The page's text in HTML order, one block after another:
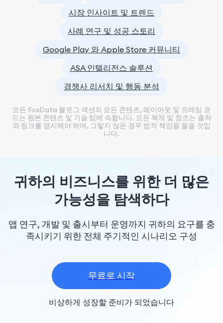
시장 인사이트 및 트렌드
사례 연구 및 성공 스토리
Google Play 와 Apple Store 커뮤니티
ASA 인텔리전스 솔루션
경쟁사 리서치 및 행동 분석
모든 FoxData 블로그 섹션의 모든 콘텐츠, 레이아웃 및 프레임 코
드는 원본 콘텐츠 및 기술 팀에 속합니다. 모든 복제 및 참조는 출처
와 링크를 명시해야 하며, 그렇지 않은 경우 법적 책임을 물을 것입
니다.
귀하의 비즈니스를 위한 더 많은
가능성을 탐색하다
앱 연구, 개발 및 출시부터 운영까지 귀하의 요구를 충
족시키기 위한 전체 주기적인 시나리오 구성
무료로 시작
비상하게 성장할 준비가 되었습니다